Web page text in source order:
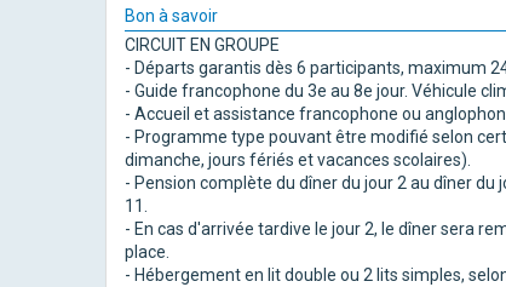
Bon à savoir
CIRCUIT EN GROUPE
- Départs garantis dès 6 participants, maximum
- Guide francophone du 3e au 8e jour. Véhicule
- Accueil et assistance francophone ou
- Programme type pouvant être modifié selon
dimanche, jours fériés et vacances scolaires).
- Pension complète du dîner du jour 2 au dîner
11.
- En cas d'arrivée tardive le jour 2, le dîner sera
place.
- Hébergement en lit double ou 2 lits simples,